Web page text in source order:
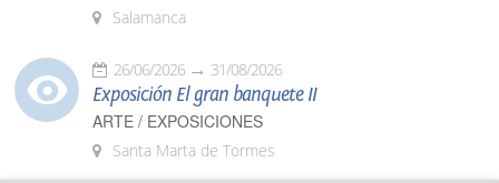
Salamanca
26/06/2026 31/08/2026
Exposición El gran banquete II
ARTE / EXPOSICIONES
Santa Marta de Tormes